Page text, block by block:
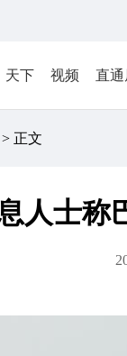
天下 视频 直通
> 正文
人士称